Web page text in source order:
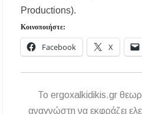
Έλεγχοι σε παραλίες της Χαλκιδικής:
Σφραγίστηκαν πέντε επιχειρήσεις στην
Κασσάνδρα
Χαλκιδική: Νεκρός 68χρονος
Χαλκιδική: Πρωταθλήτρια στις
για παραλίες – Σφραγίσεις και
τους ελέγχους
Productions).
Κοινοποιήστε:
Facebook X
To ergoxalkidikis.gr
αναγνώστη να εκφράζει